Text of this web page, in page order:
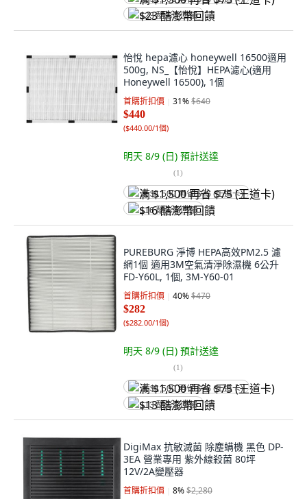
$23 酷澎幣回饋
怡悅 hepa濾心 honeywell 16500適用
500g, NS_【怡悅】HEPA濾心(適用
Honeywell 16500), 1個
首購折扣價 31%$640
$440
($440.00/1個)
明天 8/9 (日) 預計送達
(1)
满 $1,500 再省 $75 (王道卡)
$16 酷澎幣回饋
PUREBURG 淨博 HEPA高效PM2.5 濾
網1個 適用3M空氣清淨除濕機 6公升
FD-Y60L, 1個, 3M-Y60-01
首購折扣價 40%$470
$282
($282.00/1個)
明天 8/9 (日) 預計送達
(1)
满 $1,500 再省 $75 (王道卡)
$13 酷澎幣回饋
DigiMax 抗敏滅菌 除塵螨機 黑色 DP-
3EA 營業專用 紫外線殺菌 80坪
12V/2A變壓器
首購折扣價 8%$2,280